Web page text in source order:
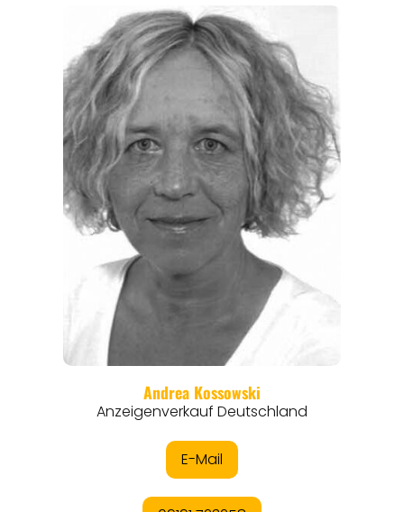
ORTE
EVENTS
REISEFÜHRER
REISEMAGAZINE
ANGEBOTE